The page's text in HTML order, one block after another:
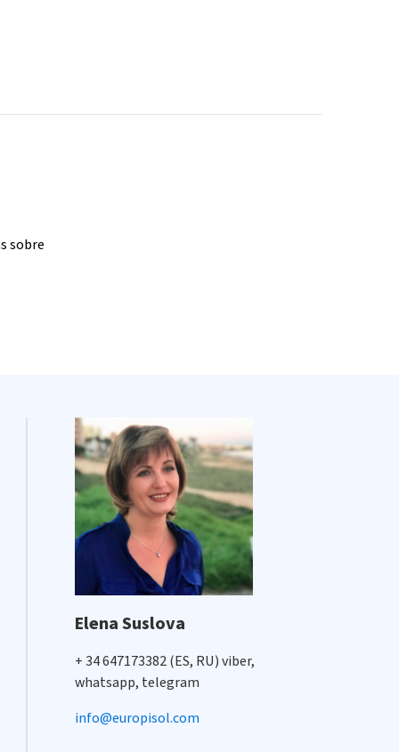
sobre
Elena Suslova
+ 34 647173382 (ES, RU) viber,
whatsapp, telegram
info@europisol.com